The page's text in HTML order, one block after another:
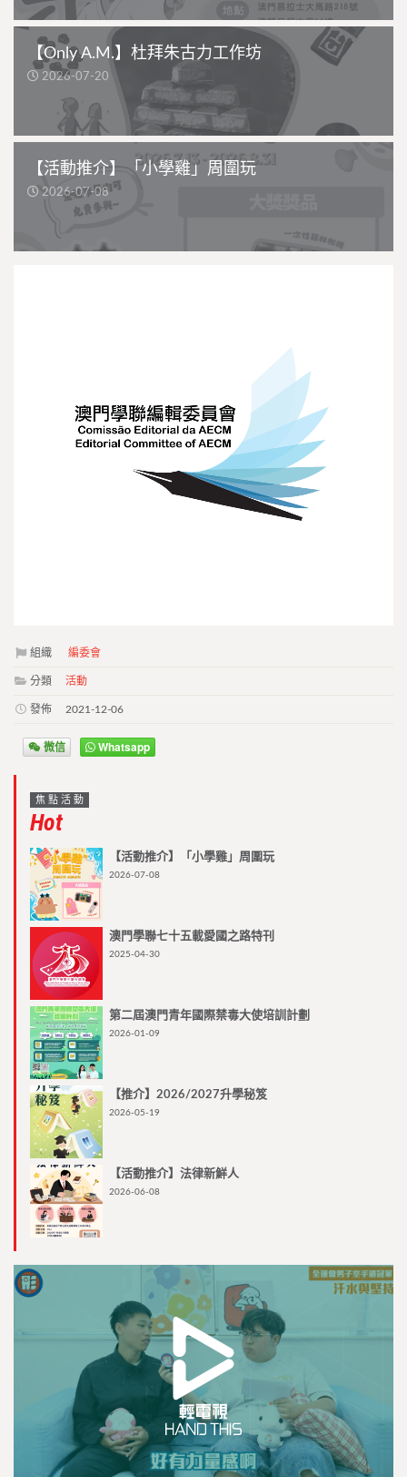
【Only A.M.】杜拜朱古力工作坊
2026-07-20
【活動推介】「小學雞」周圍玩
2026-07-08
組織 編委會
分類 活動
發佈 2021-12-06
微信 Whatsapp
焦點活動
Hot
【活動推介】「小學雞」周圍玩
2026-07-08
澳門學聯七十五載愛國之路特刊
2025-04-30
第二屆澳門青年國際禁毒大使培訓計劃
2026-01-09
【推介】2026/2027升學秘笈
2026-05-19
【活動推介】法律新鮮人
2026-06-08